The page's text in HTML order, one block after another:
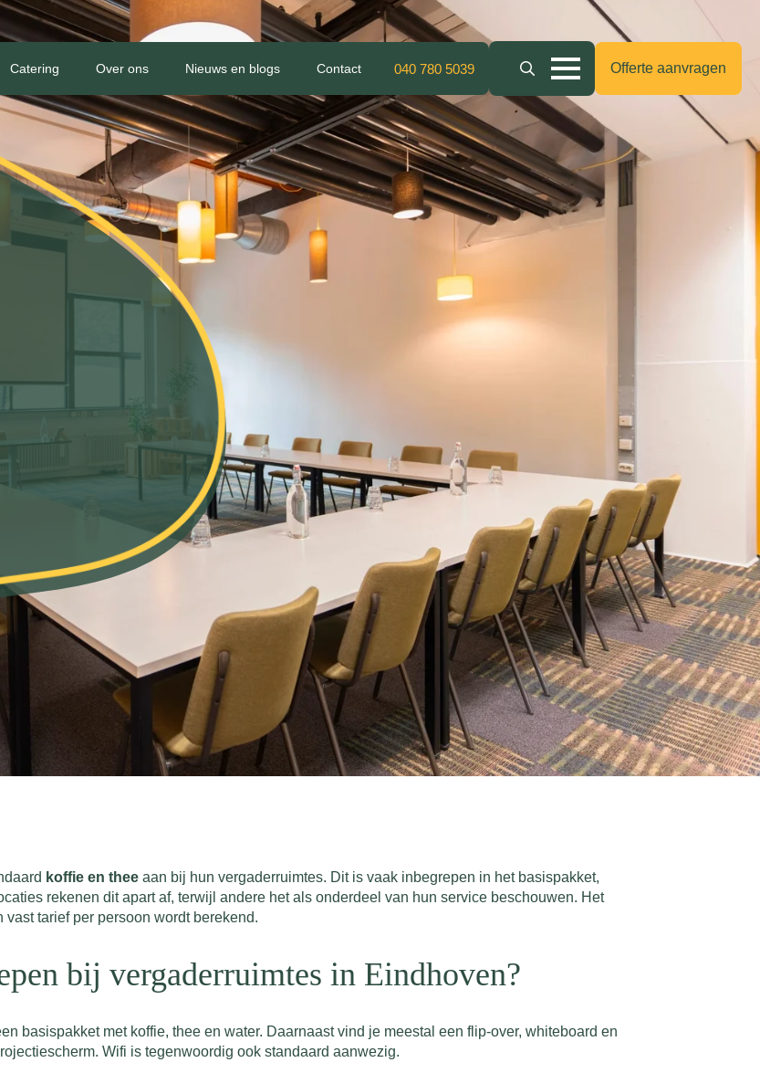
Catering Over ons Nieuws en blogs Contact 040 780 5039
Search
Offerte aanvragen
koffie en thee aan bij hun vergaderruimtes. Dit is vaak inbegrepen in het basispakket,
rekenen dit apart af, terwijl andere het als onderdeel van hun service beschouwen. Het
tarief per persoon wordt berekend.
bij vergaderruimtes in Eindhoven?
basispakket met koffie, thee en water. Daarnaast vind je meestal een flip-over, whiteboard en
Wifi is tegenwoordig ook standaard aanwezig.